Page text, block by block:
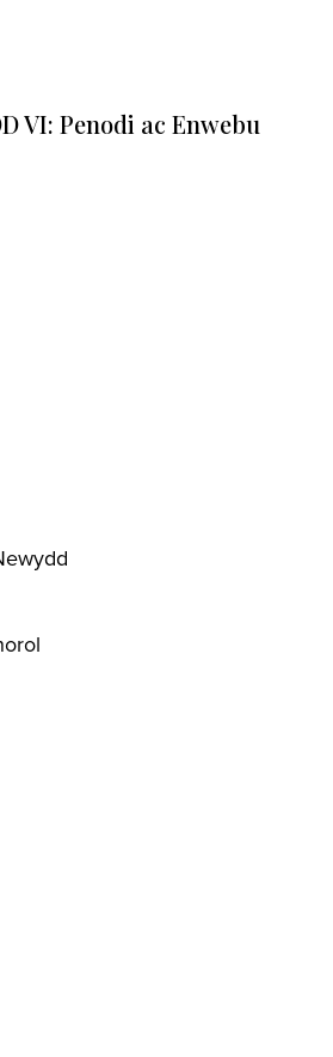
VI: Penodi ac Enwebu